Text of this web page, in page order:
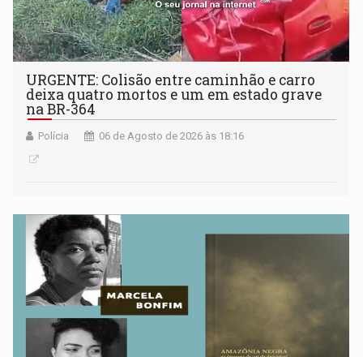
URGENTE: Colisão entre caminhão e carro
deixa quatro mortos e um em estado grave
na BR-364
Polícia 06 de Agosto de 2026 às 18:16